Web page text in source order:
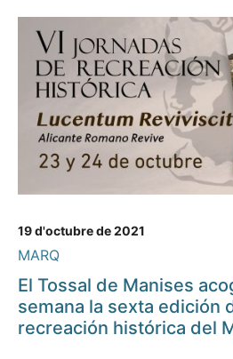
19 d'octubre de 2021
MARQ
El Tossal de Manises
semana la sexta edición
recreación histórica del